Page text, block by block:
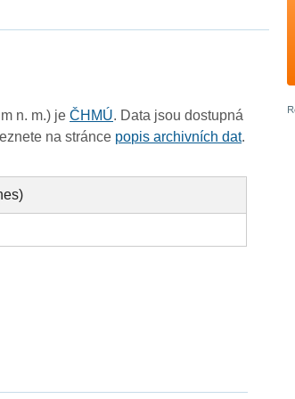
n. m.) jeČHMÚ. Data jsou dostupná
na stránce popis archivních dat.